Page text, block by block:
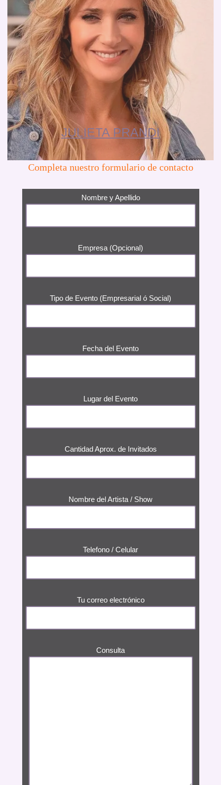
JULIETA PRANDI
Completa nuestro formulario de contacto
Nombre y Apellido
Empresa (Opcional)
Tipo de Evento (Empresarial ó Social)
Fecha del Evento
Lugar del Evento
Cantidad Aprox. de Invitados
Nombre del Artista / Show
Telefono / Celular
Tu correo electrónico
Consulta